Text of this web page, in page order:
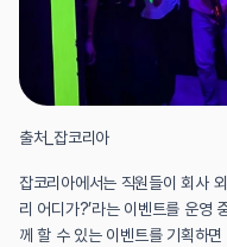
출처_잡코리아
잡코리아에서는 직원들이 회사
리 어디가?’라는 이벤트를 운영
께 할 수 있는 이벤트를 기획하